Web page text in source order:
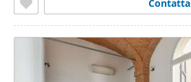
Contatta